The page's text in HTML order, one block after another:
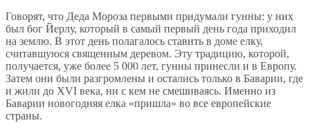
Говорят, что Деда Мороза первыми придумали гунны: у них
был бог Йерлу, который в самый первый день года приходил
на землю. В этот день полагалось ставить в доме елку,
считавшуюся священным деревом. Эту традицию, которой,
получается, уже более 5 000 лет, гунны принесли и в Европу.
Затем они были разгромлены и остались только в Баварии, где
и жили до XVI века, ни с кем не смешиваясь. Именно из
Баварии новогодняя елка «пришла» во все европейские
страны.